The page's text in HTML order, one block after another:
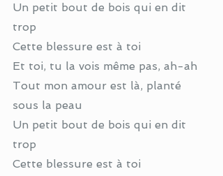
Un petit bout de bois qui en dit
trop
Cette blessure est à toi
Et toi, tu la vois même pas, ah-ah
Tout mon amour est là, planté
sous la peau
Un petit bout de bois qui en dit
trop
Cette blessure est à toi